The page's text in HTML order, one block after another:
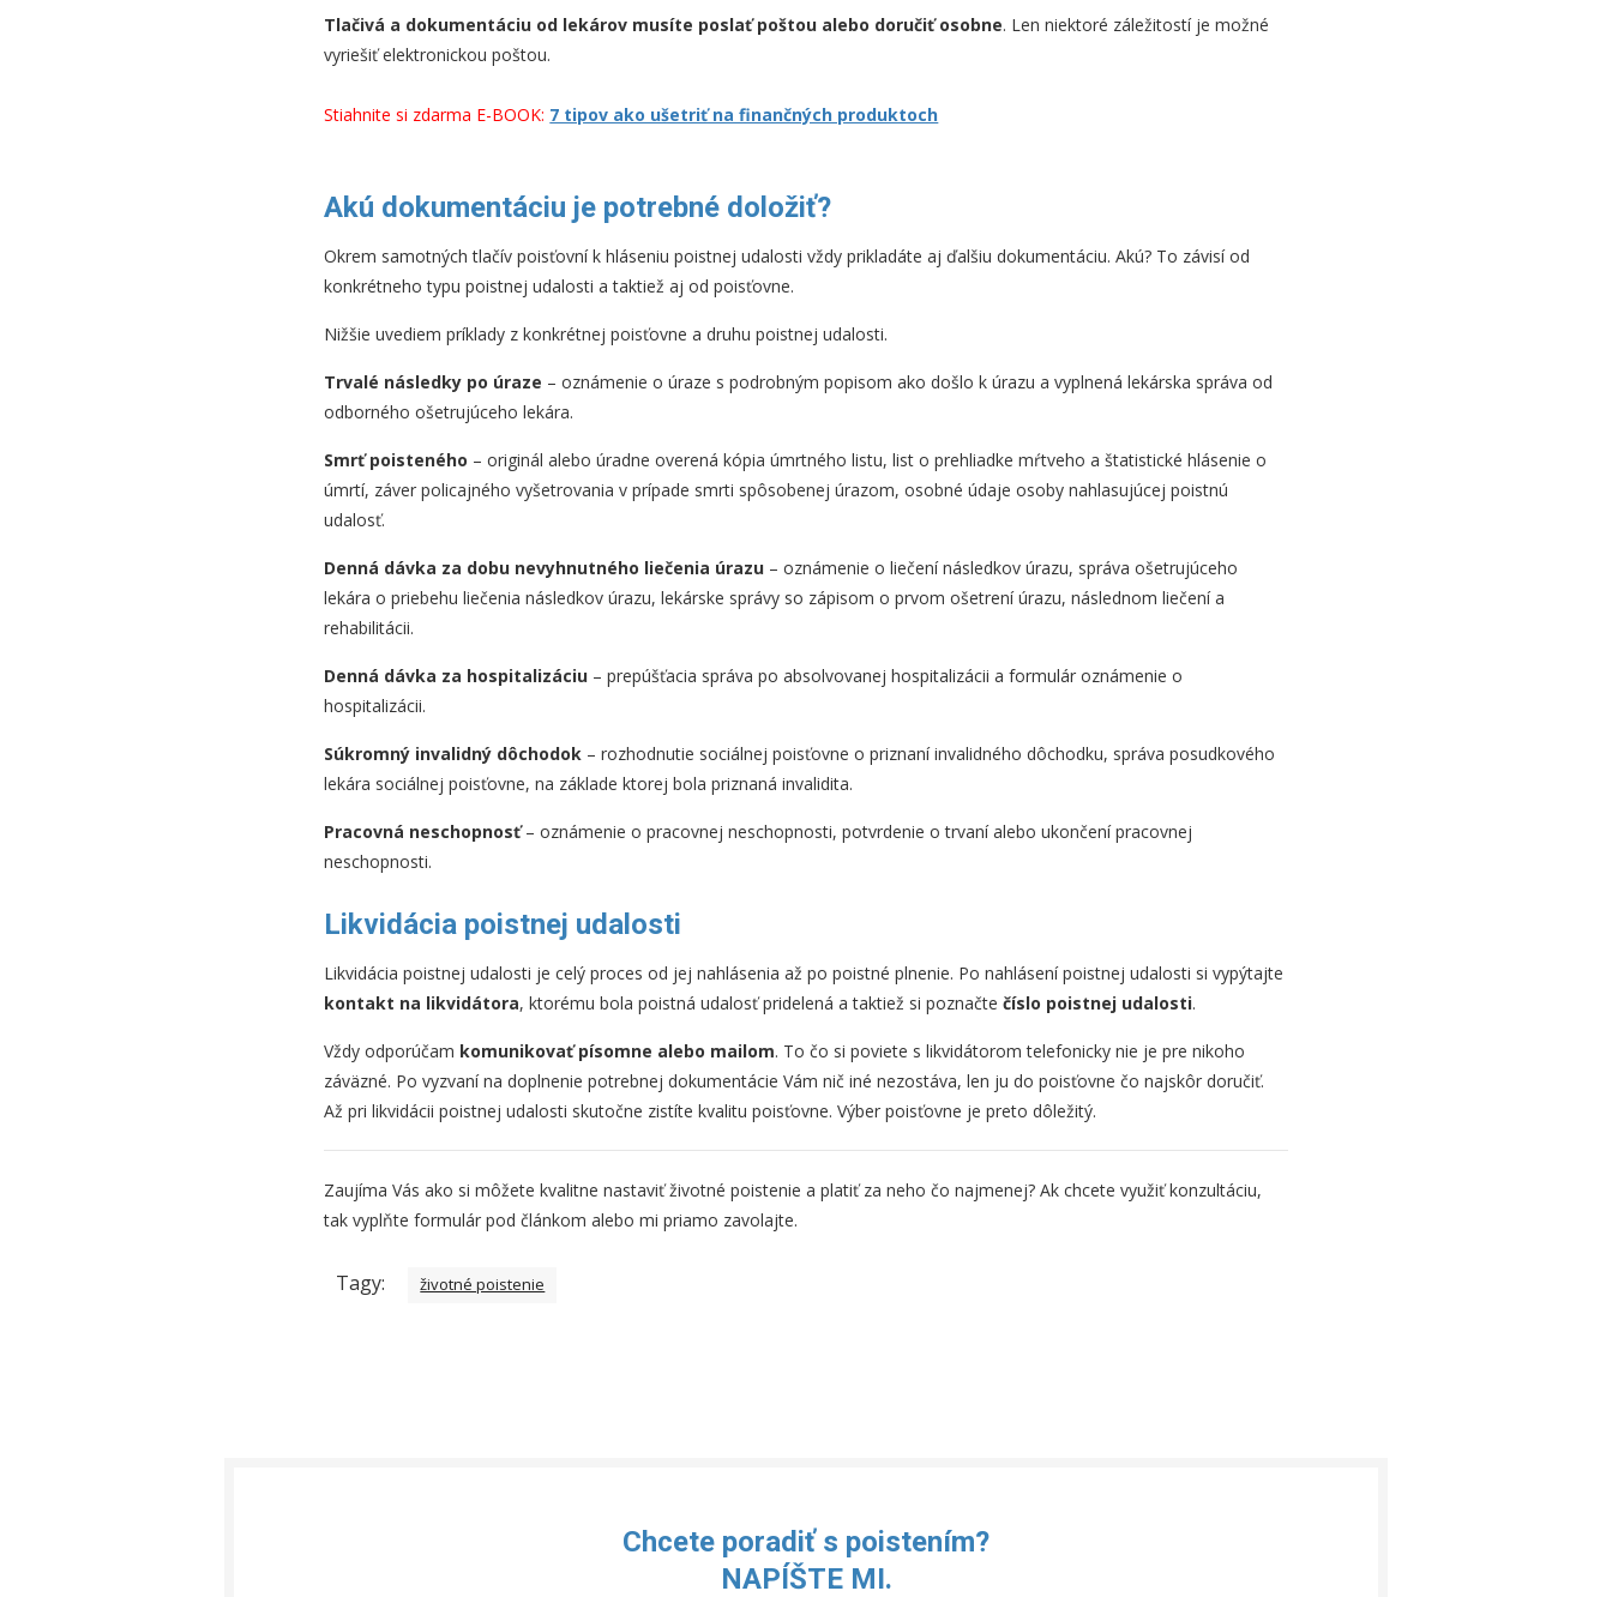
Tlačivá a dokumentáciu od lekárov musíte poslať poštou alebo doručiť osobne. Len niektoré záležitostí je možné
vyriešiť elektronickou poštou.
Stiahnite si zdarma E-BOOK: 7 tipov ako ušetriť na finančných produktoch
Akú dokumentáciu je potrebné doložiť?
Okrem samotných tlačív poisťovní k hláseniu poistnej udalosti vždy prikladáte aj ďalšiu dokumentáciu. Akú? To závisí od
konkrétneho typu poistnej udalosti a taktiež aj od poisťovne.
Nižšie uvediem príklady z konkrétnej poisťovne a druhu poistnej udalosti.
Trvalé následky po úraze – oznámenie o úraze s podrobným popisom ako došlo k úrazu a vyplnená lekárska správa od
odborného ošetrujúceho lekára.
Smrť poisteného – originál alebo úradne overená kópia úmrtného listu, list o prehliadke mŕtveho a štatistické hlásenie o
úmrtí, záver policajného vyšetrovania v prípade smrti spôsobenej úrazom, osobné údaje osoby nahlasujúcej poistnú
udalosť.
Denná dávka za dobu nevyhnutného liečenia úrazu – oznámenie o liečení následkov úrazu, správa ošetrujúceho
lekára o priebehu liečenia následkov úrazu, lekárske správy so zápisom o prvom ošetrení úrazu, následnom liečení a
rehabilitácii.
Denná dávka za hospitalizáciu – prepúšťacia správa po absolvovanej hospitalizácii a formulár oznámenie o
hospitalizácii.
Súkromný invalidný dôchodok – rozhodnutie sociálnej poisťovne o priznaní invalidného dôchodku, správa posudkového
lekára sociálnej poisťovne, na základe ktorej bola priznaná invalidita.
Pracovná neschopnosť– oznámenie o pracovnej neschopnosti, potvrdenie o trvaní alebo ukončení pracovnej
neschopnosti.
Likvidácia poistnej udalosti
Likvidácia poistnej udalosti je celý proces od jej nahlásenia až po poistné plnenie. Po nahlásení poistnej udalosti si vypýtajte
kontakt na likvidátora, ktorému bola poistná udalosť pridelená a taktiež si poznačtečíslo poistnej udalosti.
Vždy odporúčam komunikovať písomne alebo mailom. To čo si poviete s likvidátorom telefonicky nie je pre nikoho
záväzné. Po vyzvaní na doplnenie potrebnej dokumentácie Vám nič iné nezostáva, len ju do poisťovne čo najskôr doručiť.
Až pri likvidácii poistnej udalosti skutočne zistíte kvalitu poisťovne. Výber poisťovne je preto dôležitý.
Zaujíma Vás ako si môžete kvalitne nastaviť životné poistenie a platiť za neho čo najmenej? Ak chcete využiť konzultáciu,
tak vyplňte formulár pod článkom alebo mi priamo zavolajte.
Tagy: životné poistenie
Chcete poradiť s poistením?
NAPÍŠTE MI.